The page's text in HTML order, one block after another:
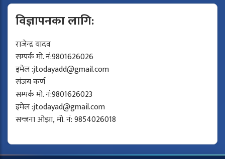
विज्ञापनका लागि:
राजेन्द्र यादव
सम्पर्क मो. नं:9801626026
इमेल :jtodayadd@gmail.com
संजय कर्ण
सम्पर्क मो. नं:9801626023
इमेल :jtodayad@gmail.com
सन्जना ओझा, मो. नं: 9854026018